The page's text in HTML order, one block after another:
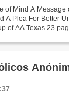
of Mind A Message
A Plea For Better
of AA Texas 23